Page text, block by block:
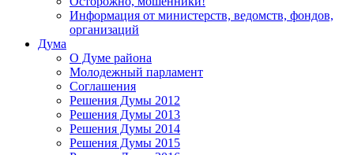
Информация от министерств, ведомств, фондов,
организаций
Дума
О Думе района
Молодежный парламент
Соглашения
Решения Думы 2012
Решения Думы 2013
Решения Думы 2014
Решения Думы 2015